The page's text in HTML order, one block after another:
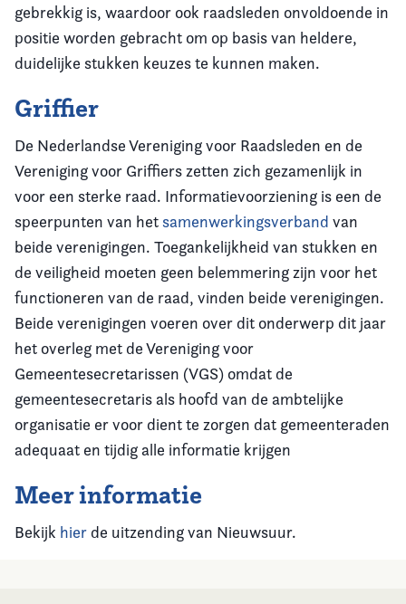
gebrekkig is, waardoor ook raadsleden onvoldoende in
positie worden gebracht om op basis van heldere,
duidelijke stukken keuzes te kunnen maken.
Griffier
De Nederlandse Vereniging voor Raadsleden en de
Vereniging voor Griffiers zetten zich gezamenlijk in
voor een sterke raad. Informatievoorziening is een de
speerpunten van hetsamenwerkingsverband van
beide verenigingen. Toegankelijkheid van stukken en
de veiligheid moeten geen belemmering zijn voor het
functioneren van de raad, vinden beide verenigingen.
Beide verenigingen voeren over dit onderwerp dit jaar
het overleg met de Vereniging voor
Gemeentesecretarissen (VGS) omdat de
gemeentesecretaris als hoofd van de ambtelijke
organisatie er voor dient te zorgen dat gemeenteraden
adequaat en tijdig alle informatie krijgen
Meer informatie
Bekijk hier de uitzending van Nieuwsuur.